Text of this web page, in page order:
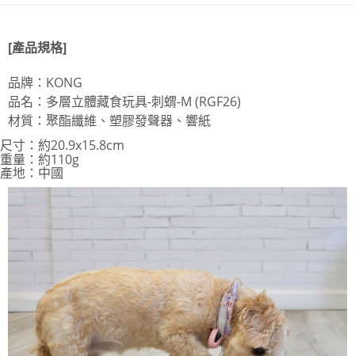
新竹物流
貨到付款
每筆NT$100，滿NT$2,000(含以上)免運費
[產品規格]
品牌：KONG
品名：多層立體藏食玩具-刺蝟-M (RGF26)
材質：聚酯纖維、塑膠發聲器、響紙
尺寸：約20.9x15.8cm
重量 ： 約110g
產地 ：中國